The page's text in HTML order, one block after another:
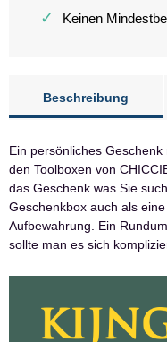
✓ Keinen
Beschreibung
Ein persönliches
den Toolboxen von
das Geschenk was Sie
Geschenkbox auch als
Aufbewahrung. Ein
sollte man es sich